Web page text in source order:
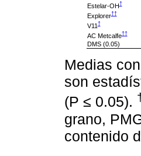
Estelar-OH†
Explorer††
V11†
AC Metcalfe††
DMS (0.05)
Medias
son
(P ≤ 0.05).
grano,
contenido